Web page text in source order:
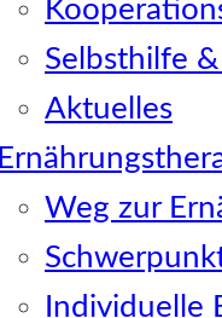
Selbsthilfe
Aktuelles
Weg zur
Individuelle